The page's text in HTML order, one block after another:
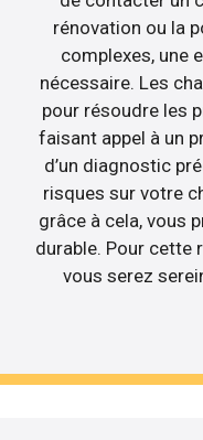
rénovation ou la
complexes, une
nécessaire. Les
pour résoudre les
faisant appel à un
d’un diagnostic
risques sur votre
grâce à cela, vous
durable. Pour cette
vous serez